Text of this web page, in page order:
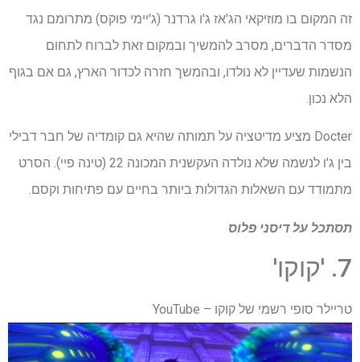
זה המקום בו מוזיקאי הג'אז ג'ו גרדנר (ג'יימי פוקס) מתרומם נגד
מסדר הדברים, מסרב להמשיך ובמקום זאת לברוח לתחום
הנשמות שעדיין לא נולדו, ובהמשך חזרה לכדור הארץ, גם אם בגוף
הלא נכון.
Docter מציע מדיטציה על תמותה שהיא גם קומדיה של חבר דבילי
בין ג'ו לנשמה שלא נולדה העקשנית המכונה 22 (טינה פיי). הסרט
מתמודד עם השאלות הגדולות ביותר בחיים עם פתיחות וקסם.
תסתכל עלדיסני פלוס
7. 'קוקו'
טריילר סופי רשמי של קוקו – YouTube